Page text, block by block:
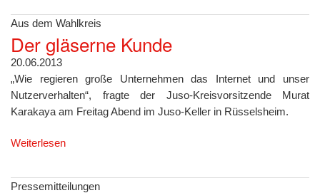
Aus dem Wahlkreis
Der gläserne Kunde
20.06.2013
„Wie regieren große Unternehmen das Internet und unser
Nutzerverhalten“, fragte der Juso-Kreisvorsitzende Murat
Karakaya am Freitag Abend im Juso-Keller in Rüsselsheim.
Weiterlesen
Pressemitteilungen